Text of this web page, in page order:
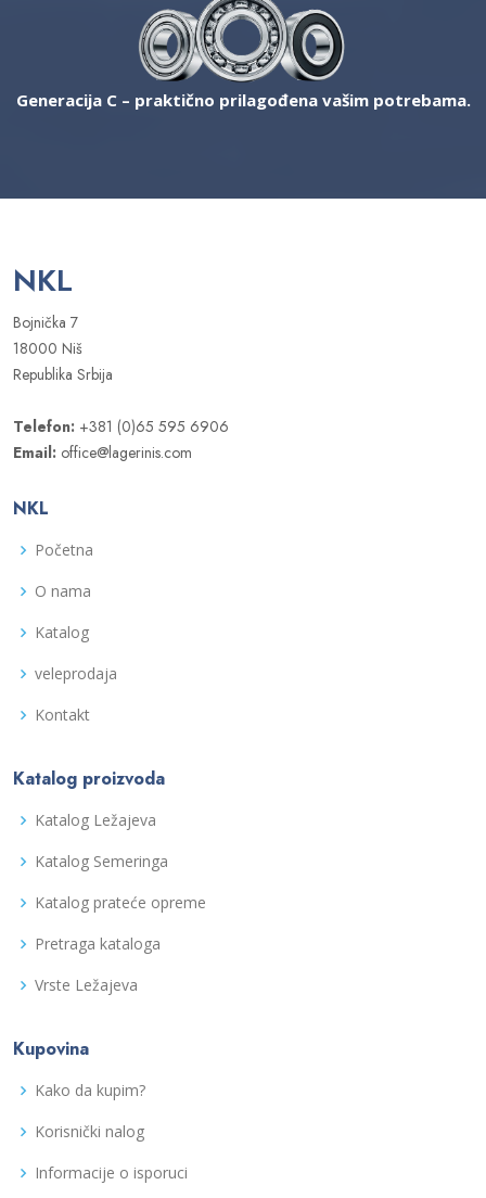
Generacija C – praktično prilagođena vašim potrebama.
NKL
Bojnička 7
18000 Niš
Republika Srbija
Telefon: +381 (0)65 595 6906
Email: office@lagerinis.com
NKL
Početna
O nama
Katalog
veleprodaja
Kontakt
Katalog proizvoda
Katalog Ležajeva
Katalog Semeringa
Katalog prateće opreme
Pretraga kataloga
Vrste Ležajeva
Kupovina
Kako da kupim?
Korisnički nalog
Informacije o isporuci